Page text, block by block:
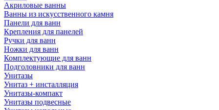
Акриловые ванны
Ванны из искусственного камня
Панели для ванн
Крепления для панелей
Ручки для ванн
Ножки для ванн
Комплектующие для ванн
Подголовники для ванн
Унитазы
Унитаз + инсталляция
Унитазы-компакт
Унитазы подвесные